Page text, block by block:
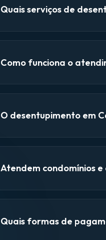
Quais serviços de
Como funciona o
O desentupimento em
Atendem condomínios
Quais formas de